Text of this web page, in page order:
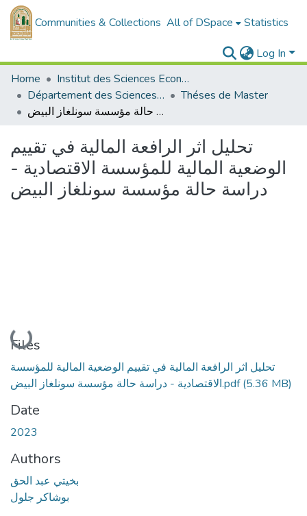
Communities & Collections All of DSpace Statistics
Log In
Home
Institut des Sciences Economiques, Commerciales et des Sciences de Gestion
Département des Sciences de Gestion
Théses de Master
تحليل اثر الرافعة المالية في تقييم الوضعية المالية للمؤسسة الاقتصادية - دراسة حالة مؤسسة سونلغاز البيض
تحليل اثر الرافعة المالية في تقييم
الوضعية المالية للمؤسسة الاقتصادية -
دراسة حالة مؤسسة سونلغاز البيض
Loading...
Files
تحليل اثر الرافعة المالية في تقييم الوضعية المالية للمؤسسة
الاقتصادية - دراسة حالة مؤسسة سونلغاز البيض.pdf(5.36 MB)
Date
2023
Authors
بخيتي عبد الحق
بوشاكر جلول